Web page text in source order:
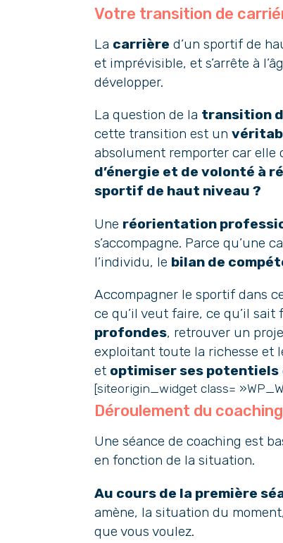
Votre transition de
La carrière d’un sportif de
et imprévisible, et s’arrête à
développer.
La question de la transition
cette transition est un
absolument remporter car elle
d’énergie et de volonté à
sportif de haut niveau ?
Une réorientation
s’accompagne. Parce qu’une
l’individu, le bilan de
Accompagner le sportif dans
ce qu’il veut faire, ce qu’il
profondes, retrouver un
exploitant toute la richesse et
et optimiser ses potentiels
[siteorigin_widget class=
Déroulement du coaching
Une séance de coaching est
en fonction de la situation.
Au cours de la première
amène, la situation du
que vous voulez.